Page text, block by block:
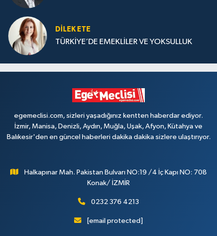
DILEK ETE
TÜRKİYE’DE EMEKLİLER VE YOKSULLUK
egemeclisi.com, sizleri yaşadığınız kentten haberdar ediyor.
İzmir, Manisa, Denizli, Aydın, Muğla, Uşak, Afyon, Kütahya ve
Balıkesir'den en güncel haberleri dakika dakika sizlere ulaştırıyor.
Halkapınar Mah. Pakistan Bulvarı NO:19 /4 İç Kapı NO: 708
Konak/ İZMİR
0232 376 4213
[email protected]